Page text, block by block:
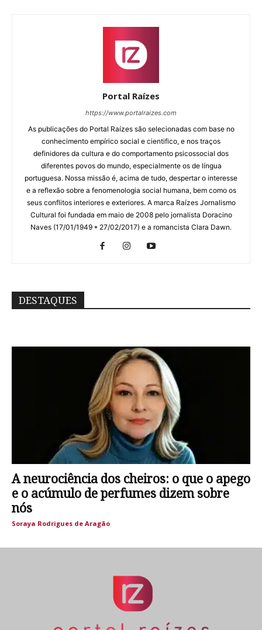
Portal Raízes
https://www.portalraizes.com
As publicações do Portal Raízes são selecionadas com base no
conhecimento empírico social e cientifico, e nos traços
definidores da cultura e do comportamento psicossocial dos
diferentes povos do mundo, especialmente os de língua
portuguesa. Nossa missão é, acima de tudo, despertar o interesse
e a reflexão sobre a fenomenologia social humana, bem como os
seus conflitos interiores e exteriores. A marca Raízes Jornalismo
Cultural foi fundada em maio de 2008 pelo jornalista Doracino
Naves (17/01/1949 * 27/02/2017) e a romancista Clara Dawn.
DESTAQUES
A neurociência dos cheiros: o que o apego
e o acúmulo de perfumes dizem sobre
nós
Soraya Rodrigues de Aragão